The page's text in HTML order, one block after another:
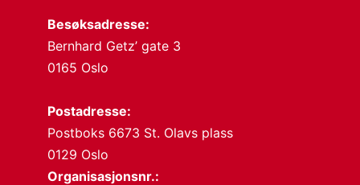
Besøksadresse:
Bernhard Getz’ gate 3
0165 Oslo
Postadresse:
Postboks 6673 St. Olavs plass
0129 Oslo
Organisasjonsnr.: